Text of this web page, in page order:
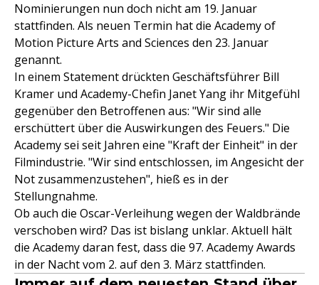
Nominierungen nun doch nicht am 19. Januar
stattfinden. Als neuen Termin hat die Academy of
Motion Picture Arts and Sciences den 23. Januar
genannt.
In einem Statement drückten Geschäftsführer Bill
Kramer und Academy-Chefin Janet Yang ihr Mitgefühl
gegenüber den Betroffenen aus: "Wir sind alle
erschüttert über die Auswirkungen des Feuers." Die
Academy sei seit Jahren eine "Kraft der Einheit" in der
Filmindustrie. "Wir sind entschlossen, im Angesicht der
Not zusammenzustehen", hieß es in der
Stellungnahme.
Ob auch die Oscar-Verleihung wegen der Waldbrände
verschoben wird? Das ist bislang unklar. Aktuell hält
die Academy daran fest, dass die 97. Academy Awards
in der Nacht vom 2. auf den 3. März stattfinden.